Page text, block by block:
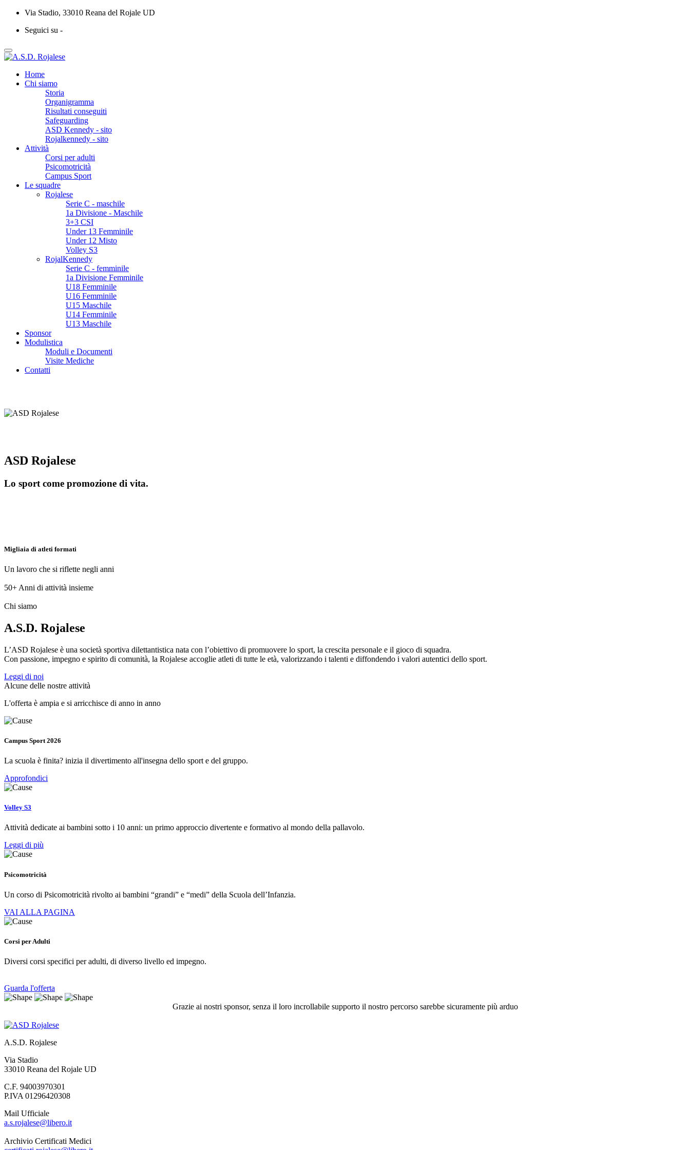
Via Stadio, 33010 Reana del Rojale UD
Seguici su -
Home
Chi siamo
Storia
Organigramma
Risultati conseguiti
Safeguarding
ASD Kennedy - sito
Rojalkennedy - sito
Attività
Corsi per adulti
Psicomotricità
Campus Sport
Le squadre
Rojalese
Serie C - maschile
1a Divisione - Maschile
3+3 CSI
Under 13 Femminile
Under 12 Misto
Volley S3
RojalKennedy
Serie C - femminile
1a Divisione Femminile
U18 Femminile
U16 Femminile
U15 Maschile
U14 Femminile
U13 Maschile
Sponsor
Modulistica
Moduli e Documenti
Visite Mediche
Contatti
ASD Rojalese
Lo sport come promozione di vita.
Migliaia di atleti formati
Un lavoro che si riflette negli anni
50+ Anni di attività insieme
Chi siamo
A.S.D. Rojalese
L’ASD Rojalese è una società sportiva dilettantistica nata con l’obiettivo di promuovere lo sport, la crescita personale e il gioco di squadra.
Con passione, impegno e spirito di comunità, la Rojalese accoglie atleti di tutte le età, valorizzando i talenti e diffondendo i valori autentici dello sport.
Leggi di noi
Alcune delle nostre attività
L'offerta è ampia e si arricchisce di anno in anno
Campus Sport 2026
La scuola è finita? inizia il divertimento all'insegna dello sport e del gruppo.
Approfondici
Volley S3
Attività dedicate ai bambini sotto i 10 anni: un primo approccio divertente e formativo al mondo della pallavolo.
Leggi di più
Psicomotricità
Un corso di Psicomotricità rivolto ai bambini “grandi” e “medi” della Scuola dell’Infanzia.
VAI ALLA PAGINA
Corsi per Adulti
Diversi corsi specifici per adulti, di diverso livello ed impegno.
Guarda l'offerta
Grazie ai nostri sponsor, senza il loro incrollabile supporto il nostro percorso sarebbe sicuramente più arduo
A.S.D. Rojalese
Via Stadio
33010 Reana del Rojale UD
C.F. 94003970301
P.IVA 01296420308
Mail Ufficiale
a.s.rojalese@libero.it
Archivio Certificati Medici